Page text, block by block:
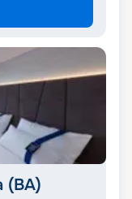
(BA)